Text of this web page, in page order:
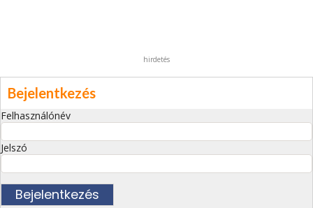
hirdetés
Bejelentkezés
Felhasználónév
Jelszó